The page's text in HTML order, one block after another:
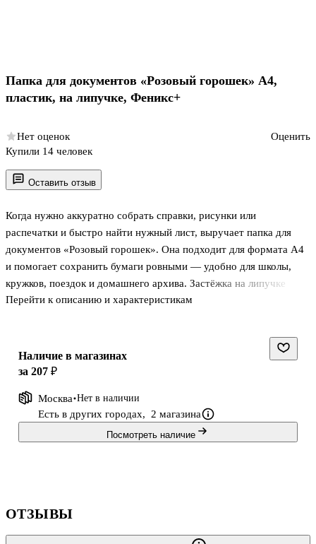
Оставить отзыв
Когда нужно аккуратно собрать справки, рисунки или
распечатки и быстро найти нужный лист, выручает папка для
документов «Розовый горошек». Она подходит для формата А4
и помогает сохранить бумаги ровными — удобно для школы,
кружков, поездок и домашнего архива. Застёжка на липучке
надёжно фиксирует содержимое и при этом легко открывается
Перейти к описанию и характеристикам
Папка для документов «Розовый горошек» А4,
пластик, на липучке, Феникс+
Нет оценок
Оценить
Купили 14 человек
Наличие в магазинах
за 207 ₽
Москва Нет в наличии
Есть в других городах, 2 магазина
Посмотреть наличие
ОТЗЫВЫ